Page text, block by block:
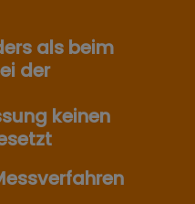
als beim
der
keinen